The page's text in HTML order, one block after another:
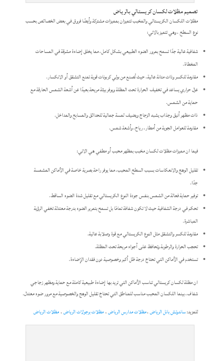
تصميم مظلات لكسان كريستالي بالرياض
مظلات اللكسان الكريستالي والمحَبب تتميزان بمميزات مشتركة وأيضًا فروق في بعض الخصائص بحسب
نوع السطح ، وهي تتميز بالاتي:
شفافية عالية جدًا تسمح بمرور الضوء الطبيعي بشكل كامل، مما يخلق إضاءة مشرقة في المساحات
المغطاة.
مقاومة للكسر وذات متانة عالية، حيث تُصنع من بولي كربونات قوية تمنع التشقق أو الانكسار.
عزل حراري يساعد في تخفيف الحرارة تحت المظلة ويوفر بيئة مريحة بعيدًا عن أشعة الشمس الحارقة مع
حماية من الشمس.
ذات مظهر أنيق وجذاب يشبه الزجاج ويضيف لمسة جمالية للحدائق والمسابح والمداخل.
مقاومة للعوامل الجوية من أمطار، رياح، وأشعة شمس.
فيما ان مميزات مظلات لكسان محَبب بمظهر محبب أو مطفي هي الاتي:
تقليل الوهج والانعكاسات بسبب السطح المحبب، مما يوفر راحة بصرية خاصة في الأماكن المشمسة
جدًا.
توفير حماية فعالة من الشمس بنفس جودة النوع الكريستالي مع تقليل شدة الضوء الساقط.
تحكم في درجة الشفافية حيث لا تكون شفافة تمامًا بل تسمح بتمرير الضوء بدرجة معتدلة تخفي الرؤية
المباشرة.
مقاومة للكسر والتشقق مثل النوع الكريستالي مع قوة وصلابة عالية.
تحجب الحرارة والرطوبة وتحافظ على أجواء مريحة تحت المظلة.
تستخدم في الأماكن التي تحتاج درجة ظل أكبر وخصوصية دون فقدان الإضاءة.
ان مظلة لكسان كريستالي تناسب الأماكن التي تريد بها إضاءة طبيعية كاملة مع حماية ومظهر زجاجي
شفاف، بينما اللكسان المحبب مناسب للمناطق التي تحتاج تقليل الوهج والخصوصية مع مرور ضوء معتدل.
للمزيد:ساندوتش بانل الرياض،مظلات مدارس الرياض، مظلات برجولات الرياض، مظلات الرياض